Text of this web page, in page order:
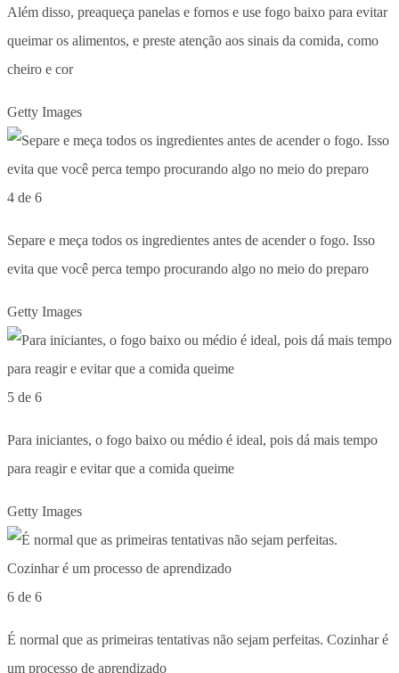
Além disso, preaqueça panelas e fornos e use fogo baixo para evitar
queimar os alimentos, e preste atenção aos sinais da comida, como
cheiro e cor
Getty Images
4 de 6
Separe e meça todos os ingredientes antes de acender o fogo. Isso
evita que você perca tempo procurando algo no meio do preparo
Getty Images
5 de 6
Para iniciantes, o fogo baixo ou médio é ideal, pois dá mais tempo
para reagir e evitar que a comida queime
Getty Images
6 de 6
É normal que as primeiras tentativas não sejam perfeitas. Cozinhar é
um processo de aprendizado